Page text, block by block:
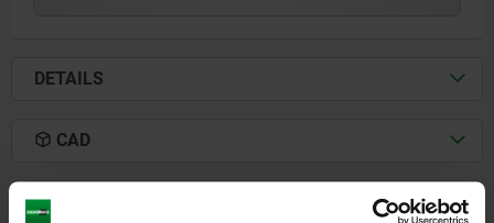
DETAILS
CAD
DOWNLOADS